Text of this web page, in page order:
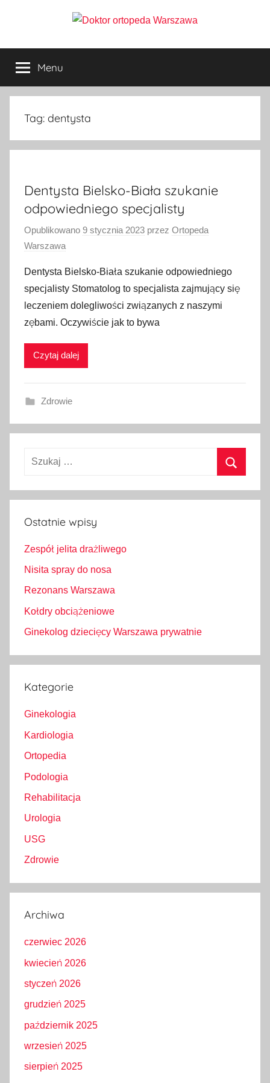
Doktor
ortopeda
Warszawa
usg
Warszawa,
ginekolog,
urolog,
Menu
Tag: dentysta
Dentysta Bielsko-Biała szukanie
odpowiedniego specjalisty
Opublikowano 9 stycznia 2023 przez Ortopeda
Warszawa
Dentysta Bielsko-Biała szukanie odpowiedniego
specjalisty Stomatolog to specjalista zajmujący się
leczeniem dolegliwości związanych z naszymi
zębami. Oczywiście jak to bywa
Czytaj dalej
Zdrowie
Szukaj:
Ostatnie wpisy
Zespół jelita drażliwego
Nisita spray do nosa
Rezonans Warszawa
Kołdry obciążeniowe
Ginekolog dziecięcy Warszawa prywatnie
Kategorie
Ginekologia
Kardiologia
Ortopedia
Podologia
Rehabilitacja
Urologia
USG
Zdrowie
Archiwa
czerwiec 2026
kwiecień 2026
styczeń 2026
grudzień 2025
październik 2025
wrzesień 2025
sierpień 2025